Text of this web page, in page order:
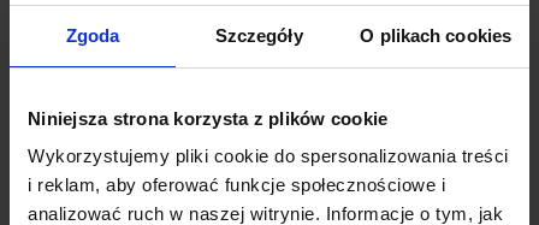
Zgoda Szczegóły O plikach cookies
Niniejsza strona korzysta z plików cookie
Wykorzystujemy pliki cookie do spersonalizowania treści
i reklam, aby oferować funkcje społecznościowe i
analizować ruch w naszej witrynie. Informacje o tym, jak